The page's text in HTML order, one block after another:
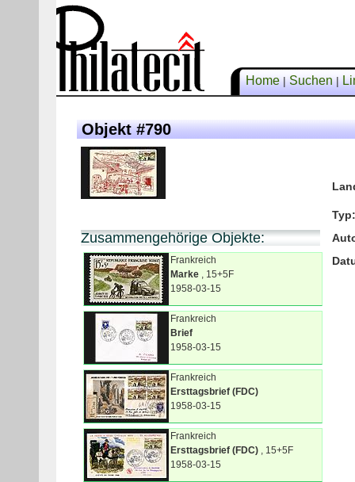
Home|Suchen|
Objekt #790
Zusammengehörige Objekte:
Frankreich
Marke , 15+5F
1958-03-15
Frankreich
Brief
1958-03-15
Frankreich
Ersttagsbrief (FDC)
1958-03-15
Frankreich
Ersttagsbrief (FDC) , 15+5F
1958-03-15